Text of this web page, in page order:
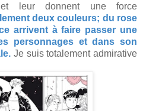
leur donnent une force
deux couleurs; du rose
arrivent à faire passer une
personnages et dans son
Je suis totalement admirative